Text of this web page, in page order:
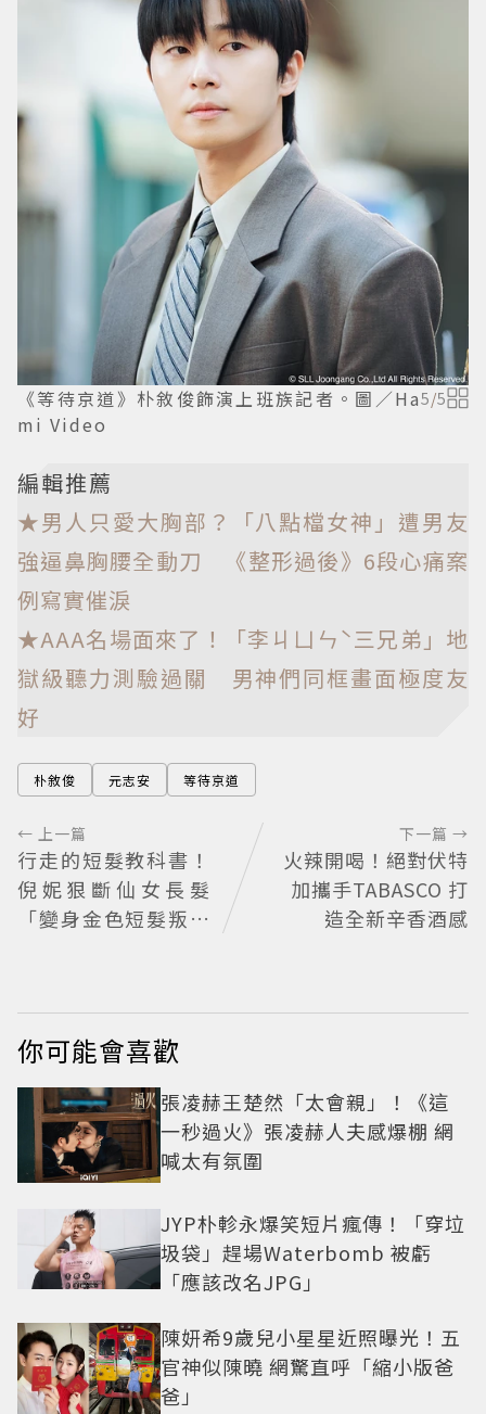
《等待京道》朴敘俊飾演上班族記者。圖／Ha
mi Video
5/5
編輯推薦
★男人只愛大胸部？「八點檔女神」遭男友
強逼鼻胸腰全動刀 《整形過後》6段心痛案
例寫實催淚
★AAA名場面來了！「李ㄐㄩㄣˋ三兄弟」地
獄級聽力測驗過關 男神們同框畫面極度友
好
朴敘俊 元志安 等待京道
← 上一篇
行走的短髮教科書！
倪妮狠斷仙女長髮
「變身金色短髮叛逆
下一篇 →
火辣開喝！絕對伏特
加攜手TABASCO 打
造全新辛香酒感
你可能會喜歡
張凌赫王楚然「太會親」！《這
一秒過火》張凌赫人夫感爆棚 網
喊太有氛圍
JYP朴軫永爆笑短片瘋傳！「穿垃
圾袋」趕場Waterbomb 被虧
「應該改名JPG」
陳妍希9歲兒小星星近照曝光！五
官神似陳曉 網驚直呼「縮小版爸
爸」